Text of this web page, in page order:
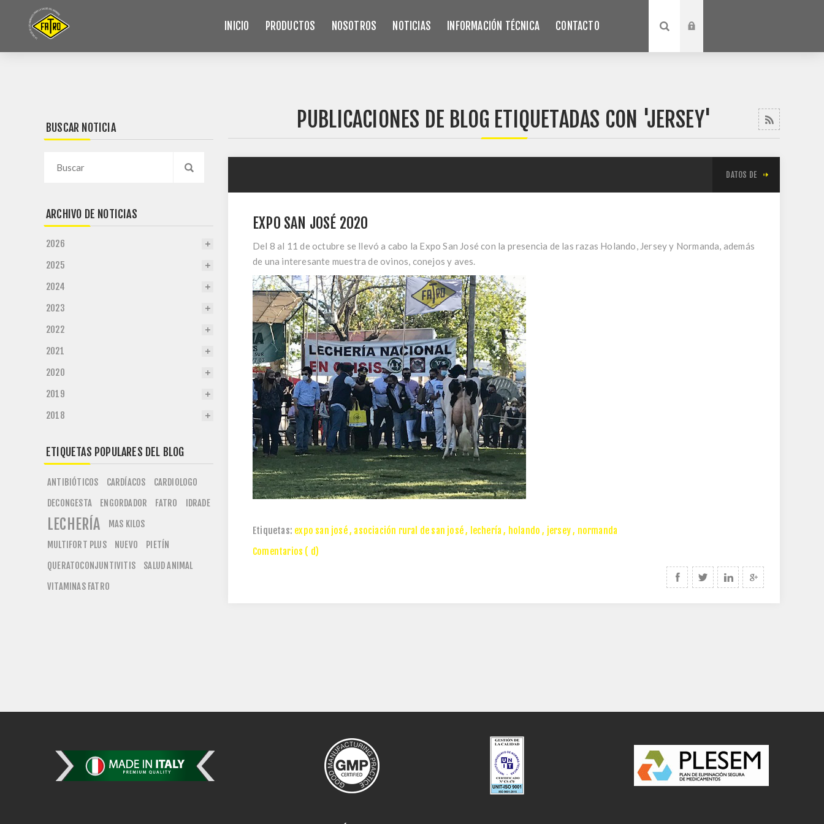
INICIO PRODUCTOS NOSOTROS NOTICIAS INFORMACIÓN TÉCNICA CONTACTO
PUBLICACIONES DE BLOG ETIQUETADAS CON 'JERSEY'
DATOS DE
EXPO SAN JOSÉ 2020
Del 8 al 11 de octubre se llevó a cabo la Expo San José con la presencia de las razas Holando, Jersey y Normanda, además
de una interesante muestra de ovinos, conejos y aves.
Etiquetas: expo san josé, asociación rural de san josé, lechería , holando , jersey, normanda
Comentarios ( d)
BUSCAR NOTICIA
ARCHIVO DE NOTICIAS
2026
2025
2024
2023
2022
2021
2020
2019
2018
ETIQUETAS POPULARES DEL BLOG
ANTIBIÓTICOS CARDÍACOS
CARDIOLOGO
DECONGESTA
ENGORDADOR FATRO IDRADE
LECHERÍA
MAS KILOS
MULTIFORT PLUS
NUEVO
PIETÍN
QUERATOCONJUNTIVITIS
SALUD ANIMAL
VITAMINAS FATRO